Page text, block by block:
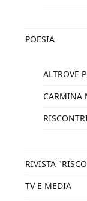
POESIA
ALTROVE
CARMINA
RIVISTA
TV E MEDIA